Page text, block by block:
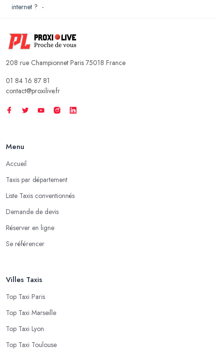
internet ? -
208 rue Championnet Paris 75018 France
01 84 16 87 81
contact@proxilive.fr
Menu
Accueil
Taxis par département
Liste Taxis conventionnés
Demande de devis
Réserver en ligne
Se référencer
Villes Taxis
Top Taxi Paris
Top Taxi Marseille
Top Taxi Lyon
Top Taxi Toulouse